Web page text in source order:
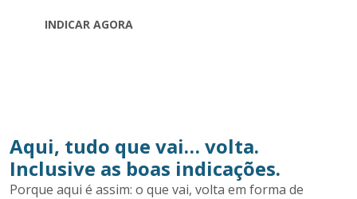
INDICAR AGORA
Aqui, tudo que vai… volta.
Inclusive as boas indicações.
Porque aqui é assim: o que vai, volta em forma de